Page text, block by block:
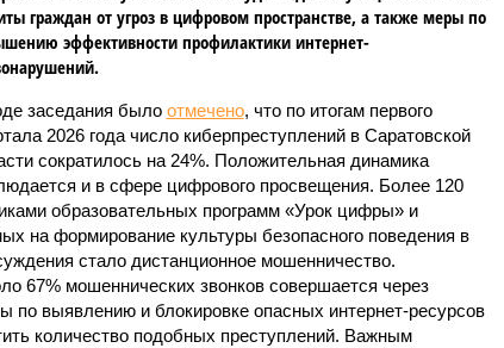
граждан от угроз в цифровом пространстве, а также меры по
эффективности профилактики интернет-
заседания было отмечено, что по итогам первого
2026 года число киберпреступлений в Саратовской
сократилось на 24%. Положительная динамика
и в сфере цифрового просвещения. Более 120
образовательных программ «Урок цифры» и
на формирование культуры безопасного поведения в
стало дистанционное мошенничество.
67% мошеннических звонков совершается через
выявлению и блокировке опасных интернет-ресурсов
количество подобных преступлений. Важным